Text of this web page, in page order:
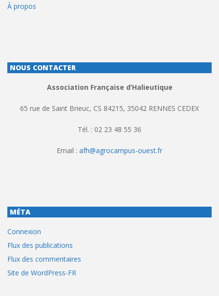
À propos
NOUS CONTACTER
Association Française d’Halieutique
65 rue de Saint Brieuc, CS 84215, 35042 RENNES CEDEX
Tél. : 02 23 48 55 36
Email : afh@agrocampus-ouest.fr
MÉTA
Connexion
Flux des publications
Flux des commentaires
Site de WordPress-FR